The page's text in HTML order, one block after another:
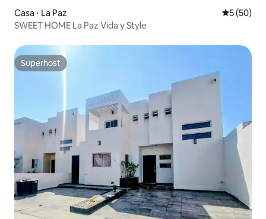
Casa ⋅ La Paz 5 de uma
5 (50)
SWEET HOME La Paz Vida y Style
Superhost
Superhost